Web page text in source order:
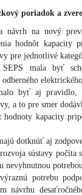
poriadok a
návrh na nový
hodnôt kapacity
pre jednotlivé
mala byť
byť aj pravidlo,
a to pre smer
kapacity
dotknúť aj
sústavy počíta
nevyhnutnou
potrebu
návrhu